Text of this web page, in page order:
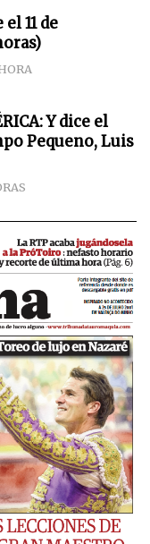
11 de
Y dice el
Pequeno, Luis